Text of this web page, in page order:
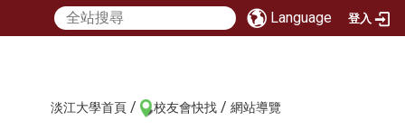
Language 登入
淡江大學首頁 / 校友會快找 / 網站導覽